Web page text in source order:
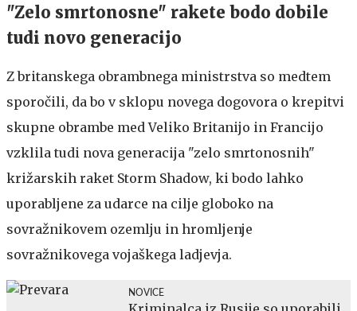
"Zelo smrtonosne" rakete bodo dobile
tudi novo generacijo
Z britanskega obrambnega ministrstva so medtem
sporočili, da bo v sklopu novega dogovora o krepitvi
skupne obrambe med Veliko Britanijo in Francijo
vzklila tudi nova generacija "zelo smrtonosnih"
križarskih raket Storm Shadow, ki bodo lahko
uporabljene za udarce na cilje globoko na
sovražnikovem ozemlju in hromljenje
sovražnikovega vojaškega ladjevja.
NOVICE